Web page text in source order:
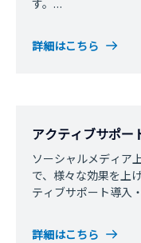
す。
詳細はこちら
アクティブサポー
ソーシャルメディア
で、様々な効果を上
ティブサポート導入
詳細はこちら